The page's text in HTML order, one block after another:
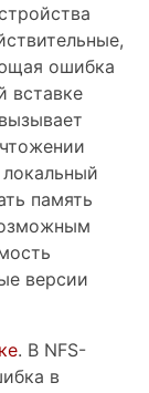
ошибка
вставке
память
версии
. В NFS-
в